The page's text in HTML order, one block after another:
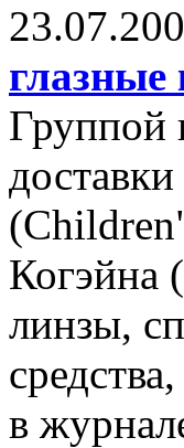
глазные
Группой
Когэйна
линзы,
в